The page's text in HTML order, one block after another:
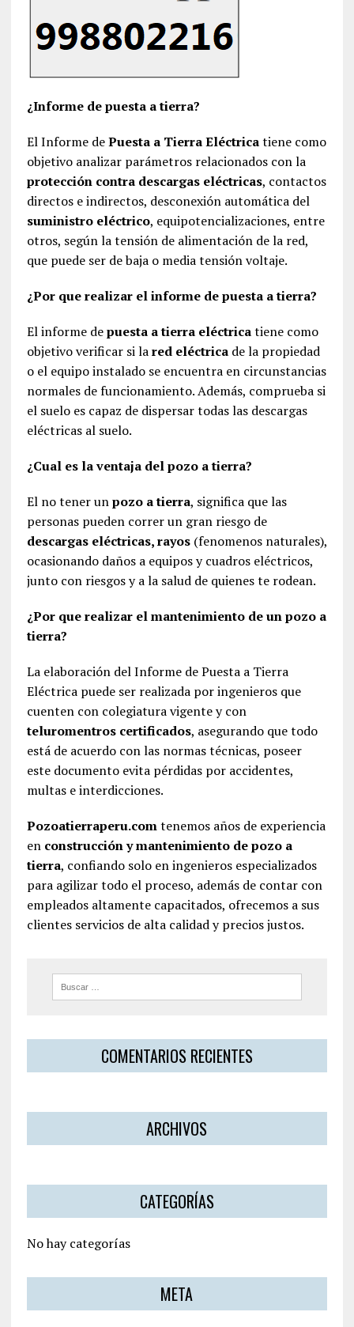
¿Informe de puesta a tierra?
El Informe dePuesta a Tierra Eléctricatiene como
objetivo analizar parámetros relacionados con la
protección contra descargas eléctricas, contactos
directos e indirectos, desconexión automática del
suministro eléctrico, equipotencializaciones, entre
otros, según la tensión de alimentación de la red,
que puede ser de baja o media tensión voltaje.
¿Por que realizar el informe de puesta a tierra?
El informe depuesta a tierra eléctricatiene como
objetivo verificar si lared eléctricade la propiedad
o el equipo instalado se encuentra en circunstancias
normales de funcionamiento. Además, comprueba si
el suelo es capaz de dispersar todas las descargas
eléctricas al suelo.
¿Cual es la ventaja del pozo a tierra?
El no tener unpozo a tierra, significa que las
personas pueden correr un gran riesgo de
descargas eléctricas, rayos(fenomenos naturales),
ocasionando daños a equipos y cuadros eléctricos,
junto con riesgos y a la salud de quienes te rodean.
¿Por que realizar el mantenimiento de un pozo a
tierra?
La elaboración del Informe de Puesta a Tierra
Eléctrica puede ser realizada por ingenieros que
cuenten con colegiatura vigente y con
teluromentros certificados, asegurando que todo
está de acuerdo con las normas técnicas, poseer
este documento evita pérdidas por accidentes,
multas e interdicciones.
Pozoatierraperu.comtenemos años de experiencia
en construcción y mantenimiento de pozo a
tierra, confiando solo en ingenieros especializados
para agilizar todo el proceso, además de contar con
empleados altamente capacitados, ofrecemos a sus
clientes servicios de alta calidad y precios justos.
COMENTARIOS RECIENTES
ARCHIVOS
CATEGORÍAS
No hay categorías
META